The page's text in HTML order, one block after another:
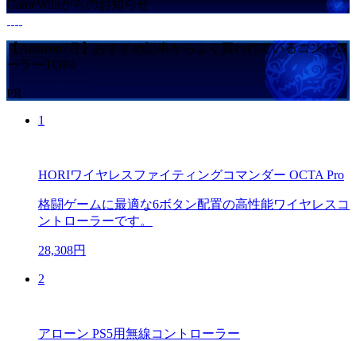
GameWithからのお知らせ
【Amazon7月】おすすめ記事からよく買われているコントロ
ーラーTOP4
PR
1
HORIワイヤレスファイティングコマンダー OCTA Pro
格闘ゲームに最適な6ボタン配置の高性能ワイヤレスコ
ントローラーです。
28,308円
2
アローン PS5用無線コントローラー